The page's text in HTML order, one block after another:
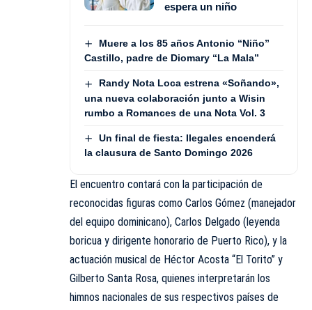
espera un niño
Muere a los 85 años Antonio “Niño”
Castillo, padre de Diomary “La Mala”
Randy Nota Loca estrena «Soñando»,
una nueva colaboración junto a Wisin
rumbo a Romances de una Nota Vol. 3
Un final de fiesta: Ilegales encenderá
la clausura de Santo Domingo 2026
El encuentro contará con la participación de
reconocidas figuras como Carlos Gómez (manejador
del equipo dominicano), Carlos Delgado (leyenda
boricua y dirigente honorario de Puerto Rico), y la
actuación musical de Héctor Acosta “El Torito” y
Gilberto Santa Rosa, quienes interpretarán los
himnos nacionales de sus respectivos países de